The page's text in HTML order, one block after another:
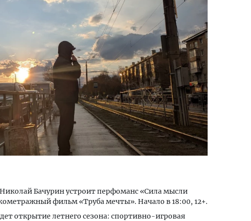
Бачурин устроит перфоманс «Сила мысли
фильм «Труба мечты». Начало в 18:00, 12+.
открытие летнего сезона: спортивно-игровая
архитектурных идей.
директор компании
— об эстетике городов,
в фасадах и развитии рынка
Архитектурный код начинается с
земли. Мощение крупноформатными
плитами становится новым
стандартом благоустройства
СТРОИТЕЛЬСТВО